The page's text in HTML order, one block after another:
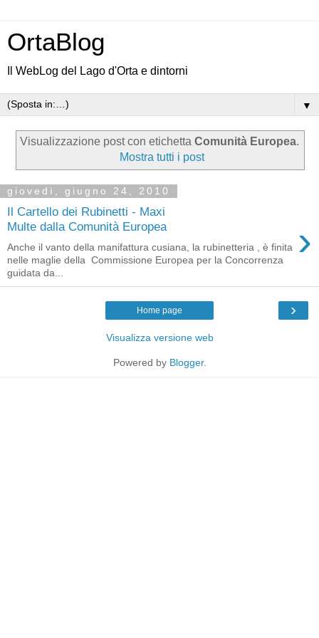
OrtaBlog
Il WebLog del Lago d'Orta e dintorni
▼
Visualizzazione post con etichetta Comunità Europea.
Mostra tutti i post
giovedì, giugno 24, 2010
Il Cartello dei Rubinetti - Maxi
Multe dalla Comunità Europea
›
Anche il vanto della manifattura cusiana, la rubinetteria , è finita
nelle maglie della Commissione Europea per la Concorrenza
guidata da...
›
Home page
Visualizza versione web
Powered by Blogger.